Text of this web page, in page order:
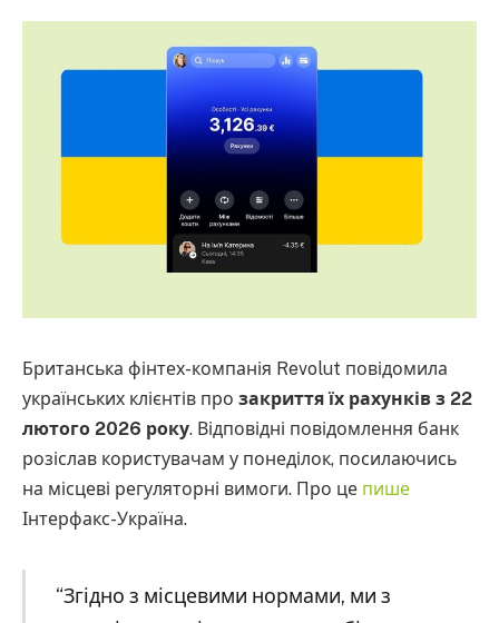
Британська фінтех-компанія Revolut повідомила
українських клієнтів про закриття їх рахунків з 22
лютого 2026 року. Відповідні повідомлення банк
розіслав користувачам у понеділок, посилаючись
на місцеві регуляторні вимоги. Про це пише
Інтерфакс-Україна.
“Згідно з місцевими нормами, ми з